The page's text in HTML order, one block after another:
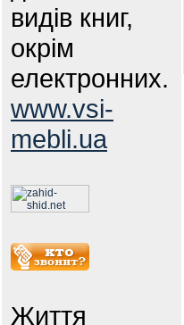
видів книг,
окрім
електронних.
www.vsi-
mebli.ua
Життя